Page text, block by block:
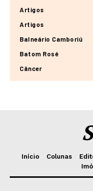
Artigos
Artigos
Balneário Camboriú
Batom Rosé
Câncer
Início Colunas